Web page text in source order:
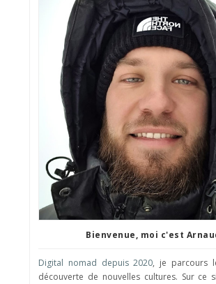
Bienvenue, moi c'est
Digital nomad depuis 2020, je parcours
découverte de nouvelles cultures. Sur ce